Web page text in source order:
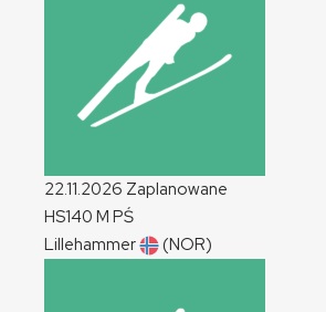
22.11.2026 Zaplanowane
HS140 M PŚ
Lillehammer
(NOR)